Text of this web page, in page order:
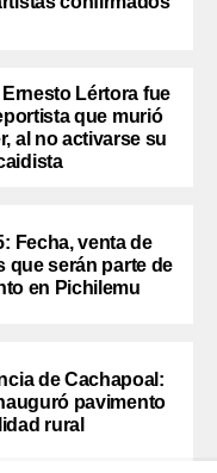
Lértora fue
que murió
al no activarse su
Fecha, venta de
que serán parte de
en Pichilemu
de Cachapoal:
pavimento
rural